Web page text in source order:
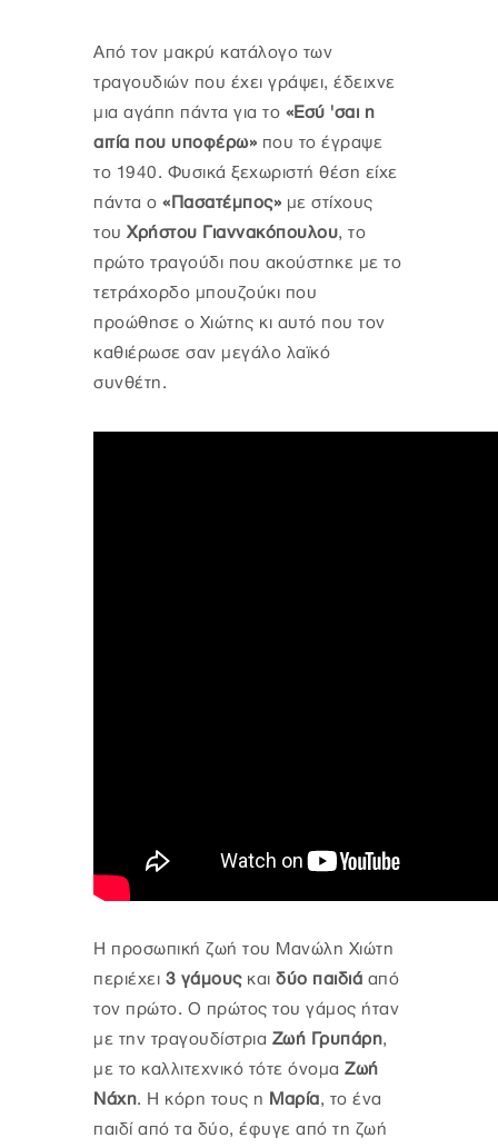
Από τον μακρύ κατάλογο των
τραγουδιών που έχει γράψει, έδειχνε
μια αγάπη πάντα για το «Εσύ 'σαι η
αιτία που υποφέρω» που το έγραψε
το 1940. Φυσικά ξεχωριστή θέση είχε
πάντα ο «Πασατέμπος» με στίχους
του Χρήστου Γιαννακόπουλου, το
πρώτο τραγούδι που ακούστηκε με το
τετράχορδο μπουζούκι που
προώθησε ο Χιώτης κι αυτό που τον
καθιέρωσε σαν μεγάλο λαϊκό
συνθέτη.
Η προσωπική ζωή του Μανώλη Χιώτη
περιέχει 3 γάμουςκαι δύο παιδιά από
τον πρώτο. Ο πρώτος του γάμος ήταν
με την τραγουδίστρια Ζωή Γρυπάρη,
με το καλλιτεχνικό τότε όνομα Ζωή
Νάχη. Η κόρη τους η Μαρία, το ένα
παιδί από τα δύο, έφυγε από τη ζωή